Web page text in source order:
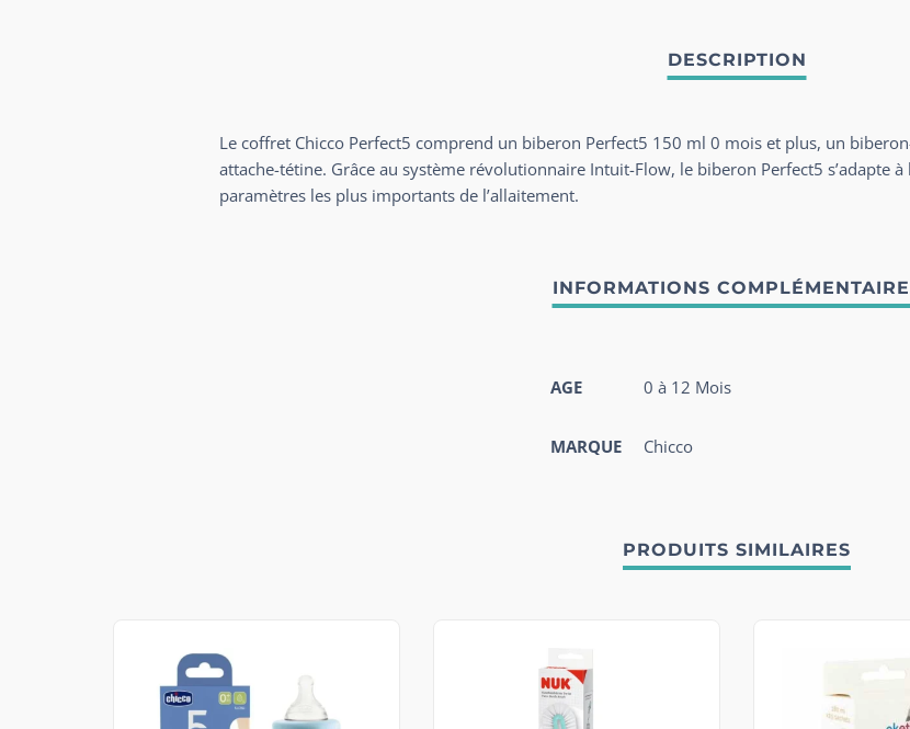
Le coffret Chicco Perfect5 comprend un biberon Perfect5 150 ml 0 mois et plus, un
attache-tétine. Grâce au système révolutionnaire Intuit-Flow, le biberon Perfect5 s’adapte
paramètres les plus importants de l’allaitement.
AGE 0 à 12 Mois
MARQUE Chicco
PRODUITS SIMILAIRES